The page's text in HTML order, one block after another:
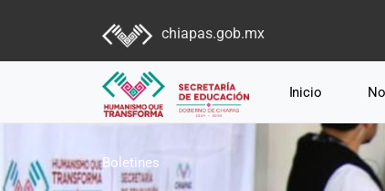
chiapas.gob.mx
Inicio
Boletines